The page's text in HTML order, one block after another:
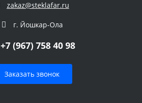
zakaz@steklafar.ru
г. Йошкар-Ола
+7 (967) 758 40 98
Заказать звонок